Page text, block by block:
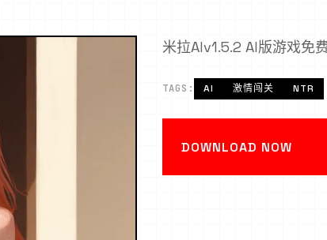
米拉AIv1.5.2 AI版游戏免
TAGS: AI 激情闯关 NTR
DOWNLOAD NOW